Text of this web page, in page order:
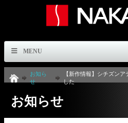
MENU
お知ら
せ
【新作情報】シチズン
した
お知らせ